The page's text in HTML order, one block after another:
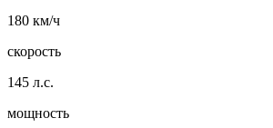
180 км/ч
скорость
145 л.с.
мощность